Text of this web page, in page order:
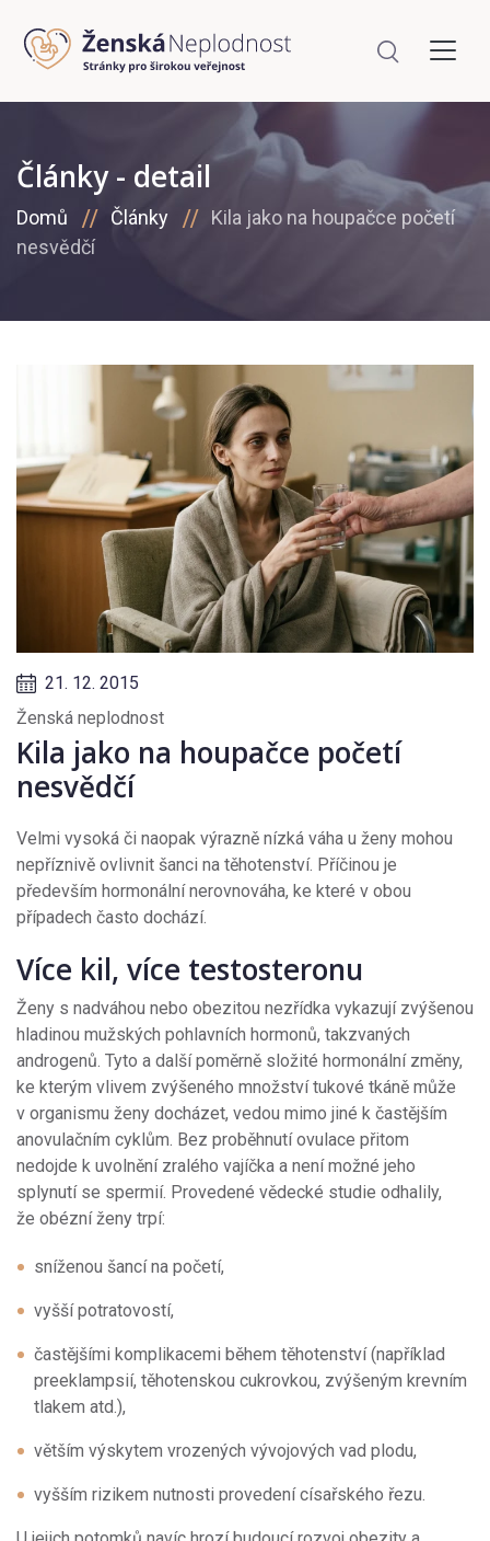
Články - detail
Domů Články
Kila jako na houpačce početí
nesvědčí
21. 12. 2015
Ženská neplodnost
Kila jako na houpačce početí
nesvědčí
Velmi vysoká či naopak výrazně nízká váha u ženy mohou
nepříznivě ovlivnit šanci na těhotenství. Příčinou je
především hormonální nerovnováha, ke které v obou
případech často dochází.
Více kil, více testosteronu
Ženy s nadváhou nebo obezitou nezřídka vykazují zvýšenou
hladinou mužských pohlavních hormonů, takzvaných
androgenů. Tyto a další poměrně složité hormonální změny,
ke kterým vlivem zvýšeného množství tukové tkáně může
v organismu ženy docházet, vedou mimo jiné k častějším
anovulačním cyklům. Bez proběhnutí ovulace přitom
nedojde k uvolnění zralého vajíčka a není možné jeho
splynutí se spermií. Provedené vědecké studie odhalily,
že obézní ženy trpí:
sníženou šancí na početí,
vyšší potratovostí,
častějšími komplikacemi během těhotenství (například
preeklampsií, těhotenskou cukrovkou, zvýšeným krevním
tlakem atd.),
větším výskytem vrozených vývojových vad plodu,
vyšším rizikem nutnosti provedení císařského řezu.